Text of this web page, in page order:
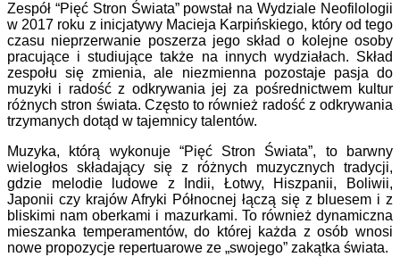
Zespół “Pięć Stron Świata” powstał na Wydziale Neofilologii
w 2017 roku z inicjatywy Macieja Karpińskiego, który od tego
czasu nieprzerwanie poszerza jego skład o kolejne osoby
pracujące i studiujące także na innych wydziałach. Skład
zespołu się zmienia, ale niezmienna pozostaje pasja do
muzyki i radość z odkrywania jej za pośrednictwem kultur
różnych stron świata. Często to również radość z odkrywania
trzymanych dotąd w tajemnicy talentów.
Muzyka, którą wykonuje “Pięć Stron Świata”, to barwny
wielogłos składający się z różnych muzycznych tradycji,
gdzie melodie ludowe z Indii, Łotwy, Hiszpanii, Boliwii,
Japonii czy krajów Afryki Północnej łączą się z bluesem i z
bliskimi nam oberkami i mazurkami. To również dynamiczna
mieszanka temperamentów, do której każda z osób wnosi
nowe propozycje repertuarowe ze „swojego” zakątka świata.